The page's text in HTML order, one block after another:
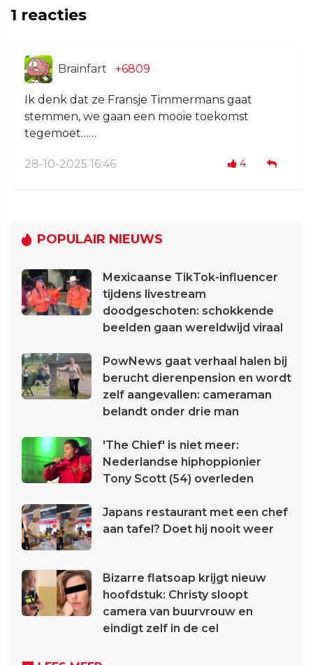
1 reacties
Brainfart +6809
Ik denk dat ze Fransje Timmermans gaat
stemmen, we gaan een mooie toekomst
tegemoet……
28-10-2025 16:46 4
POPULAIR NIEUWS
Mexicaanse TikTok-influencer
tijdens livestream
doodgeschoten: schokkende
beelden gaan wereldwijd viraal
PowNews gaat verhaal halen bij
berucht dierenpension en wordt
zelf aangevallen: cameraman
belandt onder drie man
'The Chief' is niet meer:
Nederlandse hiphoppionier
Tony Scott (54) overleden
Japans restaurant met een chef
aan tafel? Doet hij nooit weer
Bizarre flatsoap krijgt nieuw
hoofdstuk: Christy sloopt
camera van buurvrouw en
eindigt zelf in de cel